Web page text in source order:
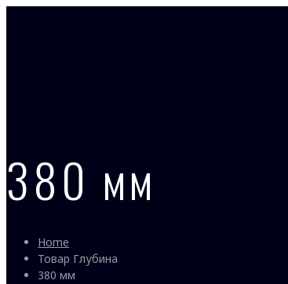
380 мм
Home
Товар Глубина
380 мм